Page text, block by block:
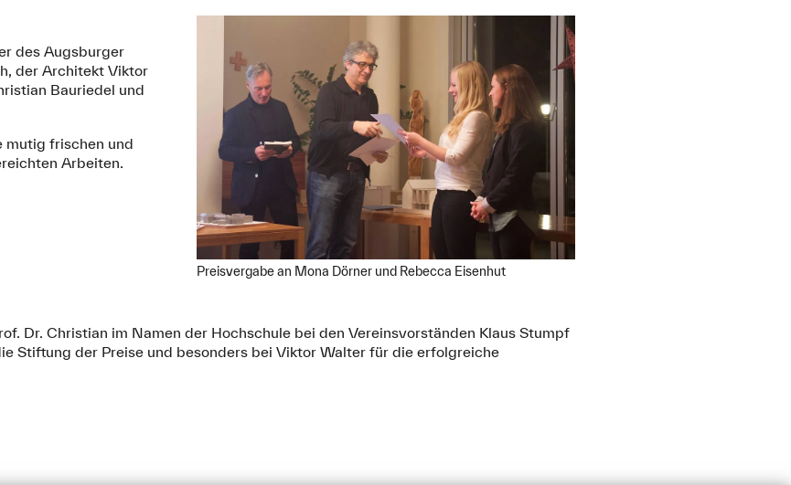
des Augsburger
der Architekt Viktor
Bauriedel und
mutig frischen und
Arbeiten.
Preisvergabe an Mona Dörner und Rebecca Eisenhut
Dr. Christian im Namen der Hochschule bei den Vereinsvorständen Klaus Stumpf
Stiftung der Preise und besonders bei Viktor Walter für die erfolgreiche